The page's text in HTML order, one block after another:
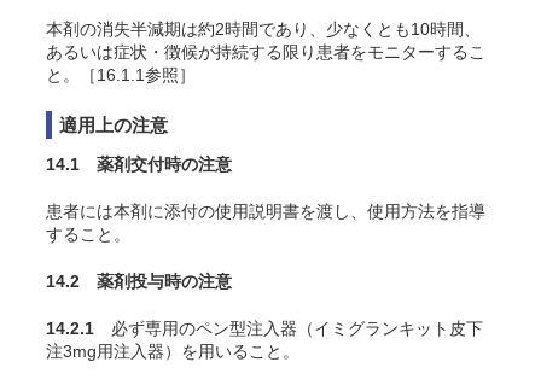
本剤の消失半減期は約2時間であり、少なくとも10時間、
あるいは症状・徴候が持続する限り患者をモニターするこ
と。［16.1.1参照］
適用上の注意
14.1 薬剤交付時の注意
患者には本剤に添付の使用説明書を渡し、使用方法を指導
すること。
14.2 薬剤投与時の注意
14.2.1 必ず専用のペン型注入器（イミグランキット皮下
注3mg用注入器）を用いること。